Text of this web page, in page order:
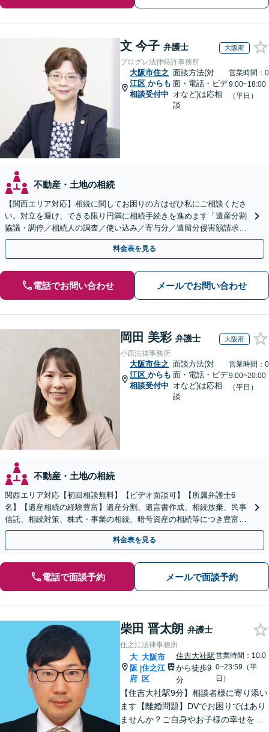
文 今子 弁護士 大阪府
プログレ法律特許事務所
大阪市住之
江区 からも
相談受付中
面談方法(対
面・電話・ビデ
オなど)は応相
談
営業時間：0
9:00~18:00
（平日）
不動産・土地の相続
【関西エリア対応】相続に関してお困りの方はぜひ私にご相談くださ
い。対立を避け、できる限り円満に相続手続きを進めます「遺産分割
協議・調停／相続人の調査／使い込み／寄与分／遺留分侵害額請求／
相続放棄（借金の相続）／遺言書作成【休日・夜間相談可】
料金表を見る
電話でお問い合わせ メールでお問い合わせ
岡田 美彩 弁護士 大阪府
小西法律事務所
大阪市住之
江区 からも
相談受付中
面談方法(対
面・電話・ビデ
オなど)は応相
談
営業時間：0
9:00~20:00
（平日）
不動産・土地の相続
関西エリア対応【初回相談無料】【ビデオ面談可】【所属弁護士6
名】【遺産相続の経験豊富】遺産分割、遺言書作成、相続放棄、民事
信託、相続対策、株式・事業の相続、暗号資産の相続等につき豊富な
対応実績。【バリアフリー】【完全個室対応】
料金表を見る
電話で面談予約 メールで面談予約
柴田 晋太朗 弁護士
住之江法律事務所
大
阪
府
|
大阪市
住之江
区
住吉大社駅
から徒歩9
分
営業時間：10:0
0~23:59（平
日）
【住吉大社駅9分】相談者様に寄り添い
ます【離婚問題】DVでお困りではあり
ませんか？ご自身やお子様の幸せを考